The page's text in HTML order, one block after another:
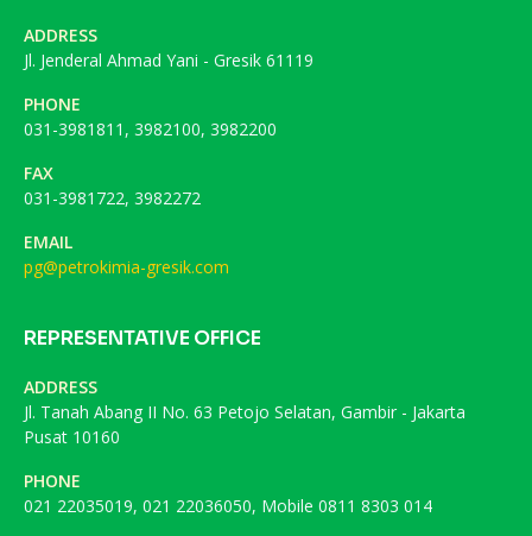
ADDRESS
Jl. Jenderal Ahmad Yani - Gresik 61119
PHONE
031-3981811, 3982100, 3982200
FAX
031-3981722, 3982272
EMAIL
pg@petrokimia-gresik.com
REPRESENTATIVE OFFICE
ADDRESS
Jl. Tanah Abang II No. 63 Petojo Selatan, Gambir - Jakarta
Pusat 10160
PHONE
021 22035019, 021 22036050, Mobile 0811 8303 014